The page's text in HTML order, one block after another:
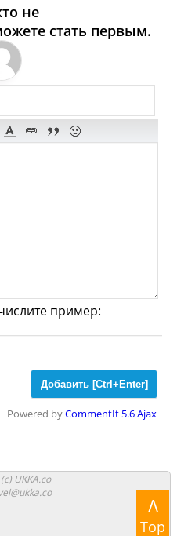
купить?
Шоппинг
Булочные
Торговые Центры
Церкви
Аквапарки
Зоопарки
не
стать первым.
пример:
Powered byCommentIt 5.6 Ajax
UKKA.co
Λ
Top